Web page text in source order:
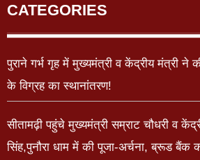
CATEGORIES
पुराने गर्भ गृह में मुख्यमंत्री व केंद्रीय मंत्री ने
के विग्रह का स्थानांतरण!
सीतामढ़ी पहुंचे मुख्यमंत्री सम्राट चौधरी व
सिंह,पुनौरा धाम में की पूजा-अर्चना, ब्रूड बैंक